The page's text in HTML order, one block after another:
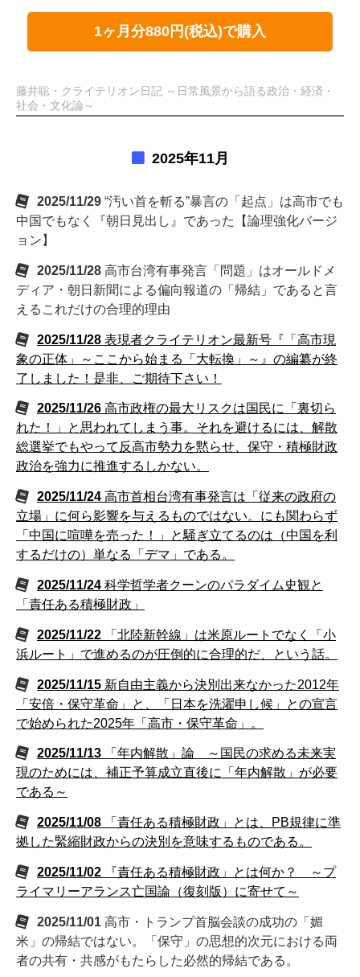
1ヶ月分880円(税込)で購入
藤井聡・クライテリオン日記 ～日常風景から語る政治・経済・
社会・文化論～
2025年11月
2025/11/29 “汚い首を斬る”暴言の「起点」は高市でも
中国でもなく『朝日見出し』であった【論理強化バージ
ョン】
2025/11/28 高市台湾有事発言「問題」はオールドメ
ディア・朝日新聞による偏向報道の「帰結」であると言
えるこれだけの合理的理由
2025/11/28 表現者クライテリオン最新号『「高市現
象の正体」～ここから始まる「大転換」～』の編纂が終
了しました！是非、ご期待下さい！
2025/11/26 高市政権の最大リスクは国民に「裏切ら
れた！」と思われてしまう事。それを避けるには、解散
総選挙でもやって反高市勢力を黙らせ、保守・積極財政
政治を強力に推進するしかない。
2025/11/24 高市首相台湾有事発言は「従来の政府の
立場」に何ら影響を与えるものではない。にも関わらず
「中国に喧嘩を売った！」と騒ぎ立てるのは（中国を利
するだけの）単なる「デマ」である。
2025/11/24 科学哲学者クーンのパラダイム史観と
「責任ある積極財政」
2025/11/22
「北陸新幹線」は米原ルートでなく「小
浜ルート」で進めるのが圧倒的に合理的だ、という話。
2025/11/15 新自由主義から決別出来なかった2012年
「安倍・保守革命」と、「日本を洗濯申し候」との宣言
で始められた2025年「高市・保守革命」。
2025/11/13
「年内解散」論 ～国民の求める未来実
現のためには、補正予算成立直後に「年内解散」が必要
である～
2025/11/08
「責任ある積極財政」とは、PB規律に準
拠した緊縮財政からの決別を意味するものである。
2025/11/02
『責任ある積極財政」とは何か？ ～プ
ライマリーアランス亡国論（復刻版）に寄せて～
2025/11/01 高市・トランプ首脳会談の成功の「媚
米」の帰結ではない。「保守」の思想的次元における両
者の共有・共感がもたらした必然的帰結である。